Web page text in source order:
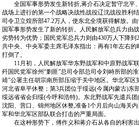
全国军事形势发生新转折,蒋介石决定暂守北平
战场上进行的第一个战略决战性战役辽沈战役胜利
司令卫立煌所部47.2万人，使东北全境获得解放。
国军事形势发生了新的转折。人民解放军总兵力由
劣势转为优势；国民党军总兵力则由430万人下降
共中央、中央军委主席毛泽东指出：再有1年左右
打倒了。
11月初，人民解放军华东野战军和中原野战军
歼国民党军徐州“剿匪”总司令部总司令刘峙所部的
靖”公署主任胡宗南所部压缩于关中地区。华北军
河北省阜平休整；第3兵团位于绥远(今属内蒙古)东
绥远省省会归绥(今呼和浩特)。东北野战军先遣兵
沈阳、营口、锦州地区休整,准备1个月后向山海关
军和华北军区部队联合打击的严重局面。
在这种形势下，傅作义和蒋介石从各自的利害出